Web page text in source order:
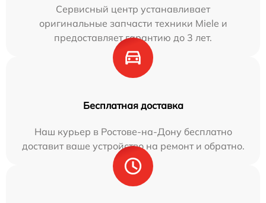
Сервисный центр устанавливает
оригинальные запчасти техники Miele и
предоставляет гарантию до 3 лет.
Бесплатная доставка
Наш курьер в Ростове-на-Дону бесплатно
доставит ваше устройство на ремонт и обратно.